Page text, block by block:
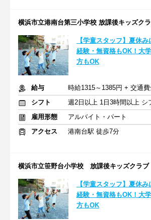
横浜市立港南台第三小学校 放課後キッズク
【学童スタッフ】夏休
経験・無資格もOK！大
方もOK
給与
時給1315～1385円 + 交通
シフト
雇用形態
アルバイト・パート
アクセス
港南台駅 徒歩7分
横浜市立笹野台小学校 放課後キッズクラブ
【学童スタッフ】夏休
経験・無資格もOK！大
方もOK